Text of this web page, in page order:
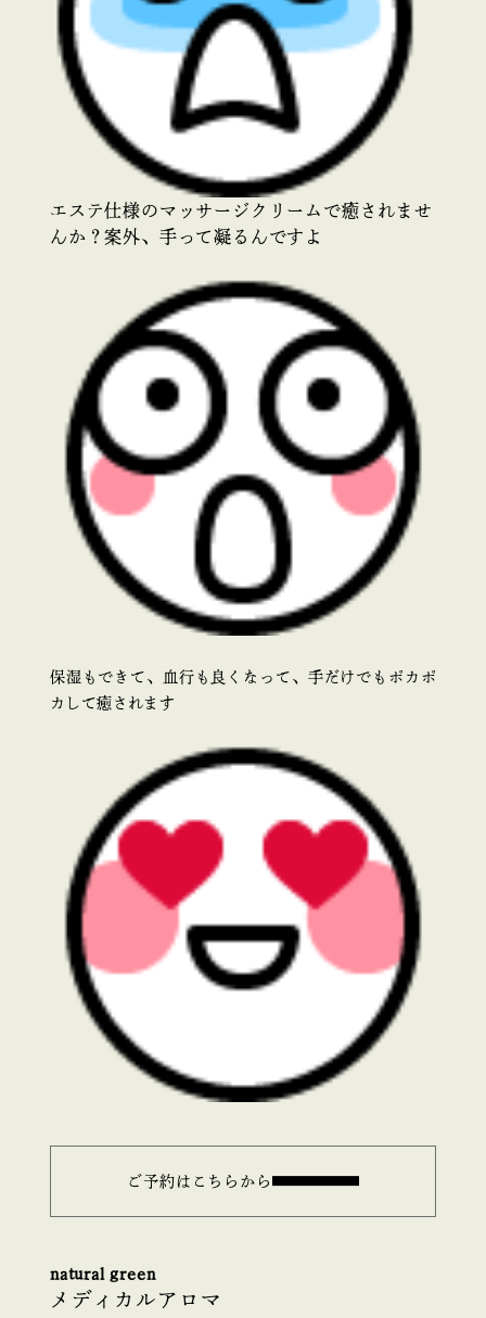
エステ仕様のマッサージクリームで癒されませ
んか？案外、手って凝るんですよ
保湿もできて、血行も良くなって、手だけでもポカポ
カして癒されます
ご予約はこちらから
natural green
メディカルアロマ